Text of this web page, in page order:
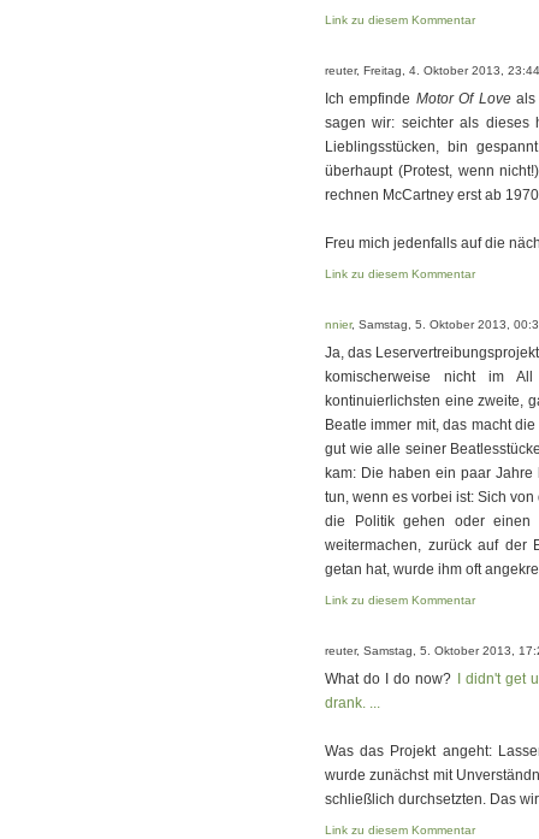
Link zu diesem Kommentar
reuter, Freitag, 4. Oktober 2013, 23:44
Ich empfinde Motor Of Loveals
sagen wir: seichter als dieses
Lieblingsstücken, bin
überhaupt (Protest, wenn
rechnen McCartney erst ab
Freu mich jedenfalls auf die
Link zu diesem Kommentar
nnier, Samstag, 5. Oktober 2013,
Ja, das
komischerweise nicht im
kontinuierlichsten eine zweite,
Beatle immer mit, das macht
gut wie alle seiner
kam: Die haben ein paar
tun, wenn es vorbei ist: Sich
die Politik gehen oder einen
weitermachen, zurück auf der
getan hat, wurde ihm oft
Link zu diesem Kommentar
reuter, Samstag, 5. Oktober 2013,
What do I do now?
I didn't get
drank. ...
Was das Projekt angeht:
wurde zunächst mit
schließlich durchsetzten. Das
Link zu diesem Kommentar